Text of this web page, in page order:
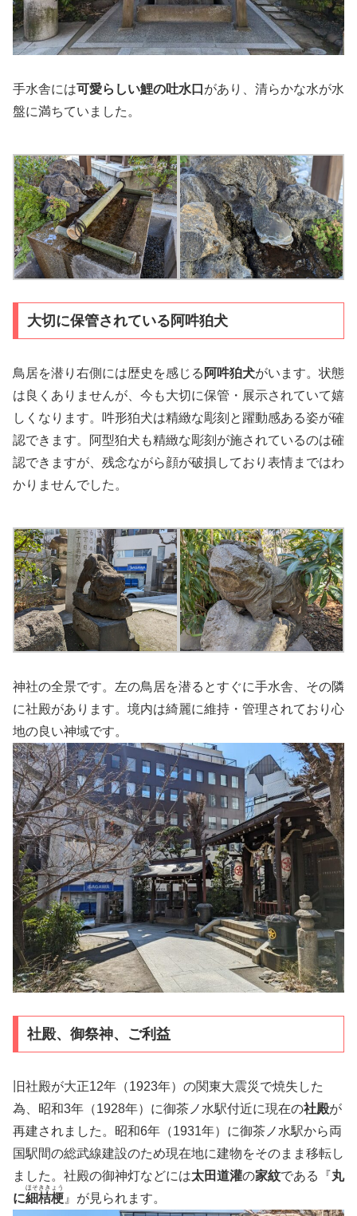
手水舎には可愛らしい鯉の吐水口 があり、清らかな水が水
盤に満ちていました。
大切に保管されている阿吽狛犬
鳥居を潜り右側には歴史を感じる 阿吽狛犬がいます。状態
は良くありませんが、今も大切に保管・展示されていて嬉
しくなります。吽形狛犬は精緻な彫刻と躍動感ある姿が確
認できます。阿型狛犬も精緻な彫刻が施されているのは確
認できますが、残念ながら顔が破損しており表情まではわ
かりませんでした。
神社の全景です。左の鳥居を潜るとすぐに手水舎、その隣
に社殿があります。境内は綺麗に維持・管理されており心
地の良い神域です。
社殿、御祭神、ご利益
旧社殿が大正12年（1923年）の関東大震災で焼失した
為、昭和3年（1928年）に御茶ノ水駅付近に現在の社殿が
再建されました。昭和6年（1931年）に御茶ノ水駅から両
国駅間の総武線建設のため現在地に建物をそのまま移転し
ました。社殿の御神灯などには太田道灌の家紋である『丸
に細桔梗
ほそききょう
』が見られます。